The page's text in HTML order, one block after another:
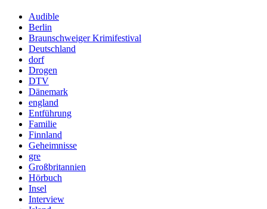
Audible
Berlin
Braunschweiger Krimifestival
Deutschland
dorf
Drogen
DTV
Dänemark
england
Entführung
Familie
Finnland
Geheimnisse
gre
Großbritannien
Hörbuch
Insel
Interview